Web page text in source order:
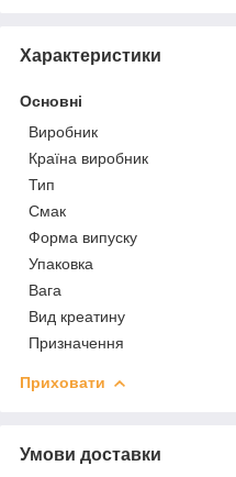
Характеристики
Основні
Виробник
Країна виробник
Тип
Смак
Форма випуску
Упаковка
Вага
Вид креатину
Призначення
Приховати
Умови доставки